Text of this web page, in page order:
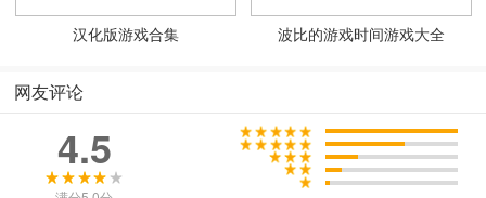
汉化版游戏合集 波比的游戏时间游戏大全
网友评论
4.5